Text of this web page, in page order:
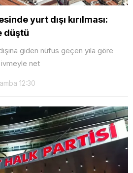
yurt dışı kırılması:
düştü
giden nüfus geçen yıla göre
ivmeyle net
12:30